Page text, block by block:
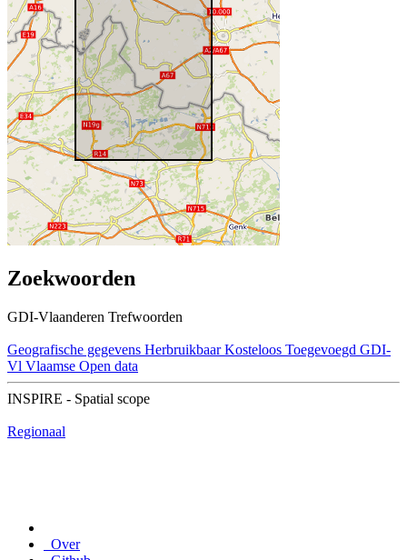
Zoekwoorden
GDI-Vlaanderen Trefwoorden
Geografische gegevens Herbruikbaar Kosteloos Toegevoegd GDI-
Vl Vlaamse Open data
INSPIRE - Spatial scope
Regionaal
Over